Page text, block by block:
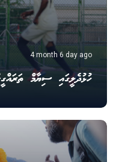
4 month 6 day ago
ހުޅުދެލީގައި ސިޔާމް